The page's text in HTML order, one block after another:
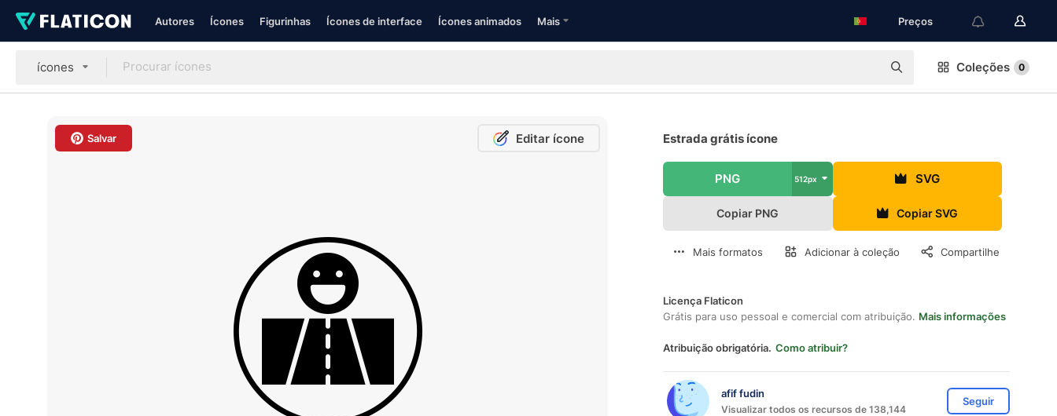
Autores Ícones Figurinhas Ícones de interface Ícones animados Mais Preços
ícones Coleções 0
Salvar Editar ícone Estrada grátis ícone
PNG 512px SVG
Copiar PNG Copiar SVG
Mais formatos Adicionar à coleção Compartilhe
Licença Flaticon
Grátis para uso pessoal e comercial com atribuição. Mais informações
Atribuição obrigatória. Como atribuir?
afif fudin
Visualizar todos os recursos de 138,144
Seguir